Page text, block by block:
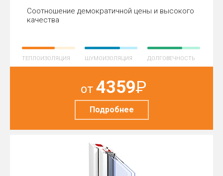
Соотношение демократичной цены и высокого
качества
ТЕПЛОИЗОЛЯЦИЯ ШУМОИЗОЛЯЦИЯ ДОЛГОВЕЧНОСТЬ
от 4359Р
Подробнее